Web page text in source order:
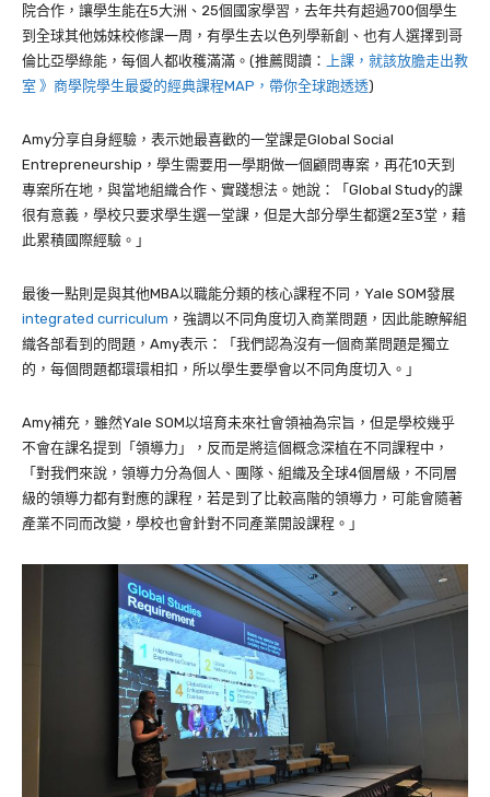
院合作，讓學生能在5大洲、 25個國家學習，去年共有超過700個學生
到全球其他姊妹校修課一周，有學生去以色列學新創、也有人選擇到哥
倫比亞學綠能，每個人都收穫滿滿。(推薦閱讀：
上課，就該放膽走出教
室 》商學院學生最愛的經典課程MAP，帶你全球跑透透)
Amy分享自身經驗，表示她最喜歡的一堂課是Global Social
Entrepreneurship ，學生需要用一學期做一個顧問專案，再花10天到
專案所在地，與當地組織合作、實踐想法。她說：「Global Study的課
很有意義，學校只要求學生選一堂課，但是大部分學生都選2至3堂，藉
此累積國際經驗。」
最後一點則是與其他MBA以職能分類的核心課程不同， Yale SOM發展
integrated curriculum ，強調以不同角度切入商業問題，因此能瞭解組
織各部看到的問題， Amy表示：「我們認為沒有一個商業問題是獨立
的，每個問題都環環相扣，所以學生要學會以不同角度切入。」
Amy補充，雖然Yale SOM以培育未來社會領袖為宗旨，但是學校幾乎
不會在課名提到「領導力」，反而是將這個概念深植在不同課程中，
「對我們來說，領導力分為個人、團隊、組織及全球4個層級，不同層
級的領導力都有對應的課程，若是到了比較高階的領導力，可能會隨著
產業不同而改變，學校也會針對不同產業開設課程。」